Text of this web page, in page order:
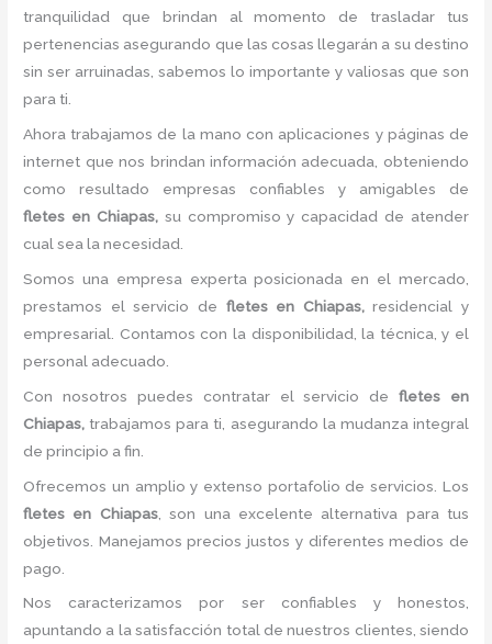
tranquilidad que brindan al momento de trasladar tus
pertenencias asegurando que las cosas llegarán a su destino
sin ser arruinadas, sabemos lo importante y valiosas que son
para ti.
Ahora trabajamos de la mano con aplicaciones y páginas de
internet que nos brindan información adecuada, obteniendo
como resultado empresas confiables y amigables de
fletes en Chiapas, su compromiso y capacidad de atender
cual sea la necesidad.
Somos una empresa experta posicionada en el mercado,
prestamos el servicio de fletesen Chiapas,residencial y
empresarial. Contamos con la disponibilidad, la técnica, y el
personal adecuado.
Con nosotros puedes contratar el servicio defletes en
Chiapas, trabajamos para ti, asegurando la mudanza integral
de principio a fin.
Ofrecemos un amplio y extenso portafolio de servicios. Los
fletes en Chiapas, son una excelente alternativa para tus
objetivos. Manejamos precios justos y diferentes medios de
pago.
Nos caracterizamos por ser confiables y honestos,
apuntando a la satisfacción total de nuestros clientes, siendo